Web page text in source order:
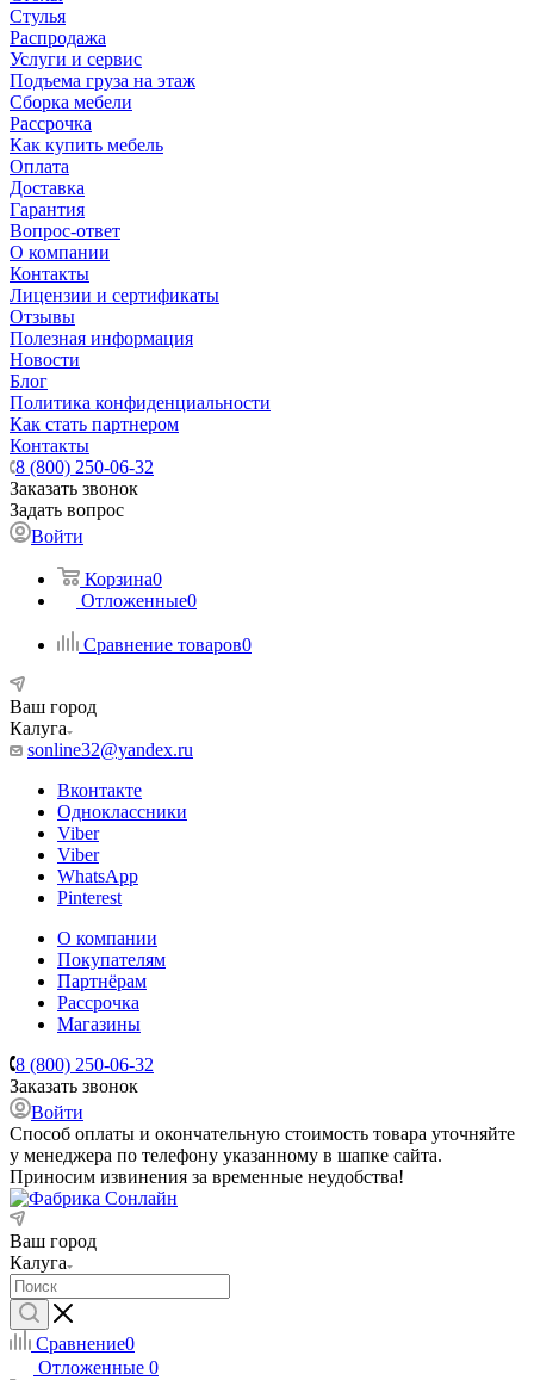
Стулья
Распродажа
Услуги и сервис
Подъема груза на этаж
Сборка мебели
Рассрочка
Как купить мебель
Оплата
Доставка
Гарантия
Вопрос-ответ
О компании
Контакты
Лицензии и сертификаты
Отзывы
Полезная информация
Новости
Блог
Политика конфиденциальности
Как стать партнером
Контакты
8 (800) 250-06-32
Заказать звонок
Задать вопрос
Войти
Корзина0
Отложенные0
Сравнение товаров0
Ваш город
Калуга
sonline32@yandex.ru
Вконтакте
Одноклассники
Viber
Viber
WhatsApp
Pinterest
О компании
Покупателям
Партнёрам
Рассрочка
Магазины
8 (800) 250-06-32
Заказать звонок
Войти
Способ оплаты и окончательную стоимость товара уточняйте
у менеджера по телефону указанному в шапке сайта.
Приносим извинения за временные неудобства!
Ваш город
Калуга
Сравнение0
Отложенные 0